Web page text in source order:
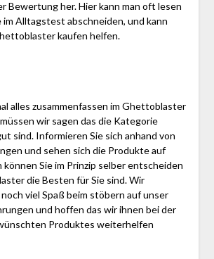
Bewertung her. Hier kann man oft lesen
Alltagstest abschneiden, und kann
kaufen helfen.
alles zusammenfassen im Ghettoblaster
wir sagen das die Kategorie
sind. Informieren Sie sich anhand von
und sehen sich die Produkte auf
können Sie im Prinzip selber entscheiden
die Besten für Sie sind. Wir
viel Spaß beim stöbern auf unser
und hoffen das wir ihnen bei der
Produktes weiterhelfen